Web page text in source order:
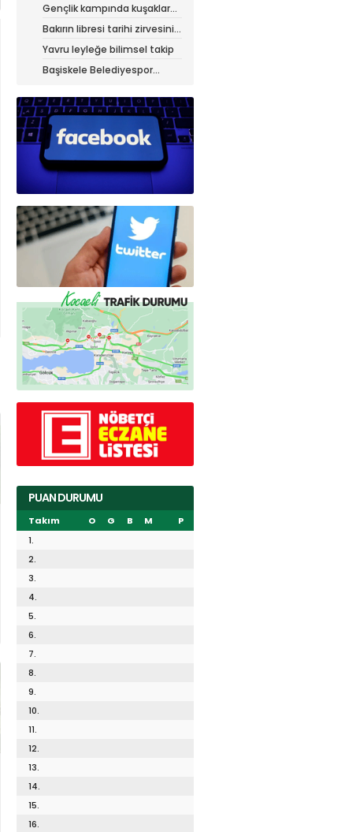
Gençlik kampında kuşaklar
buluştu
Bakırın libresi tarihi zirvesini
test ediyor
Yavru leyleğe bilimsel takip
Başiskele Belediyespor
PUAN DURUMU
Takım O G B M
P
1.
2.
3.
4.
5.
6.
7.
8.
9.
10.
11.
12.
13.
14.
15.
16.